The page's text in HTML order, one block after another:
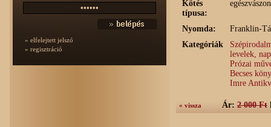
» elfelejtett jelszó
» regisztráció
Kötés
típusa:
egészvászon
Nyomda:
Franklin-
Kategóriák
levelek,
Prózai
Becses
Imre
« vissza Ár: 2 000 Ft